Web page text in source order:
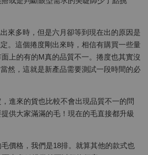
來多時，但是六月卻等到現在出的原因是
。這個捲度剛出來時，相信有購買一些量
上的有的M真的品質不一。捲度也其實沒
然，這就是新產品需要測試一段時間的必
進來的貨也比較不會出現品質不一的問
供大家滿滿的毛！現在的毛直接都升級
價格，我們是18排。就算其他的款式也